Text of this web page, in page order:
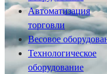
Автоматизация
торговли
Весовое
Технологическое
оборудование